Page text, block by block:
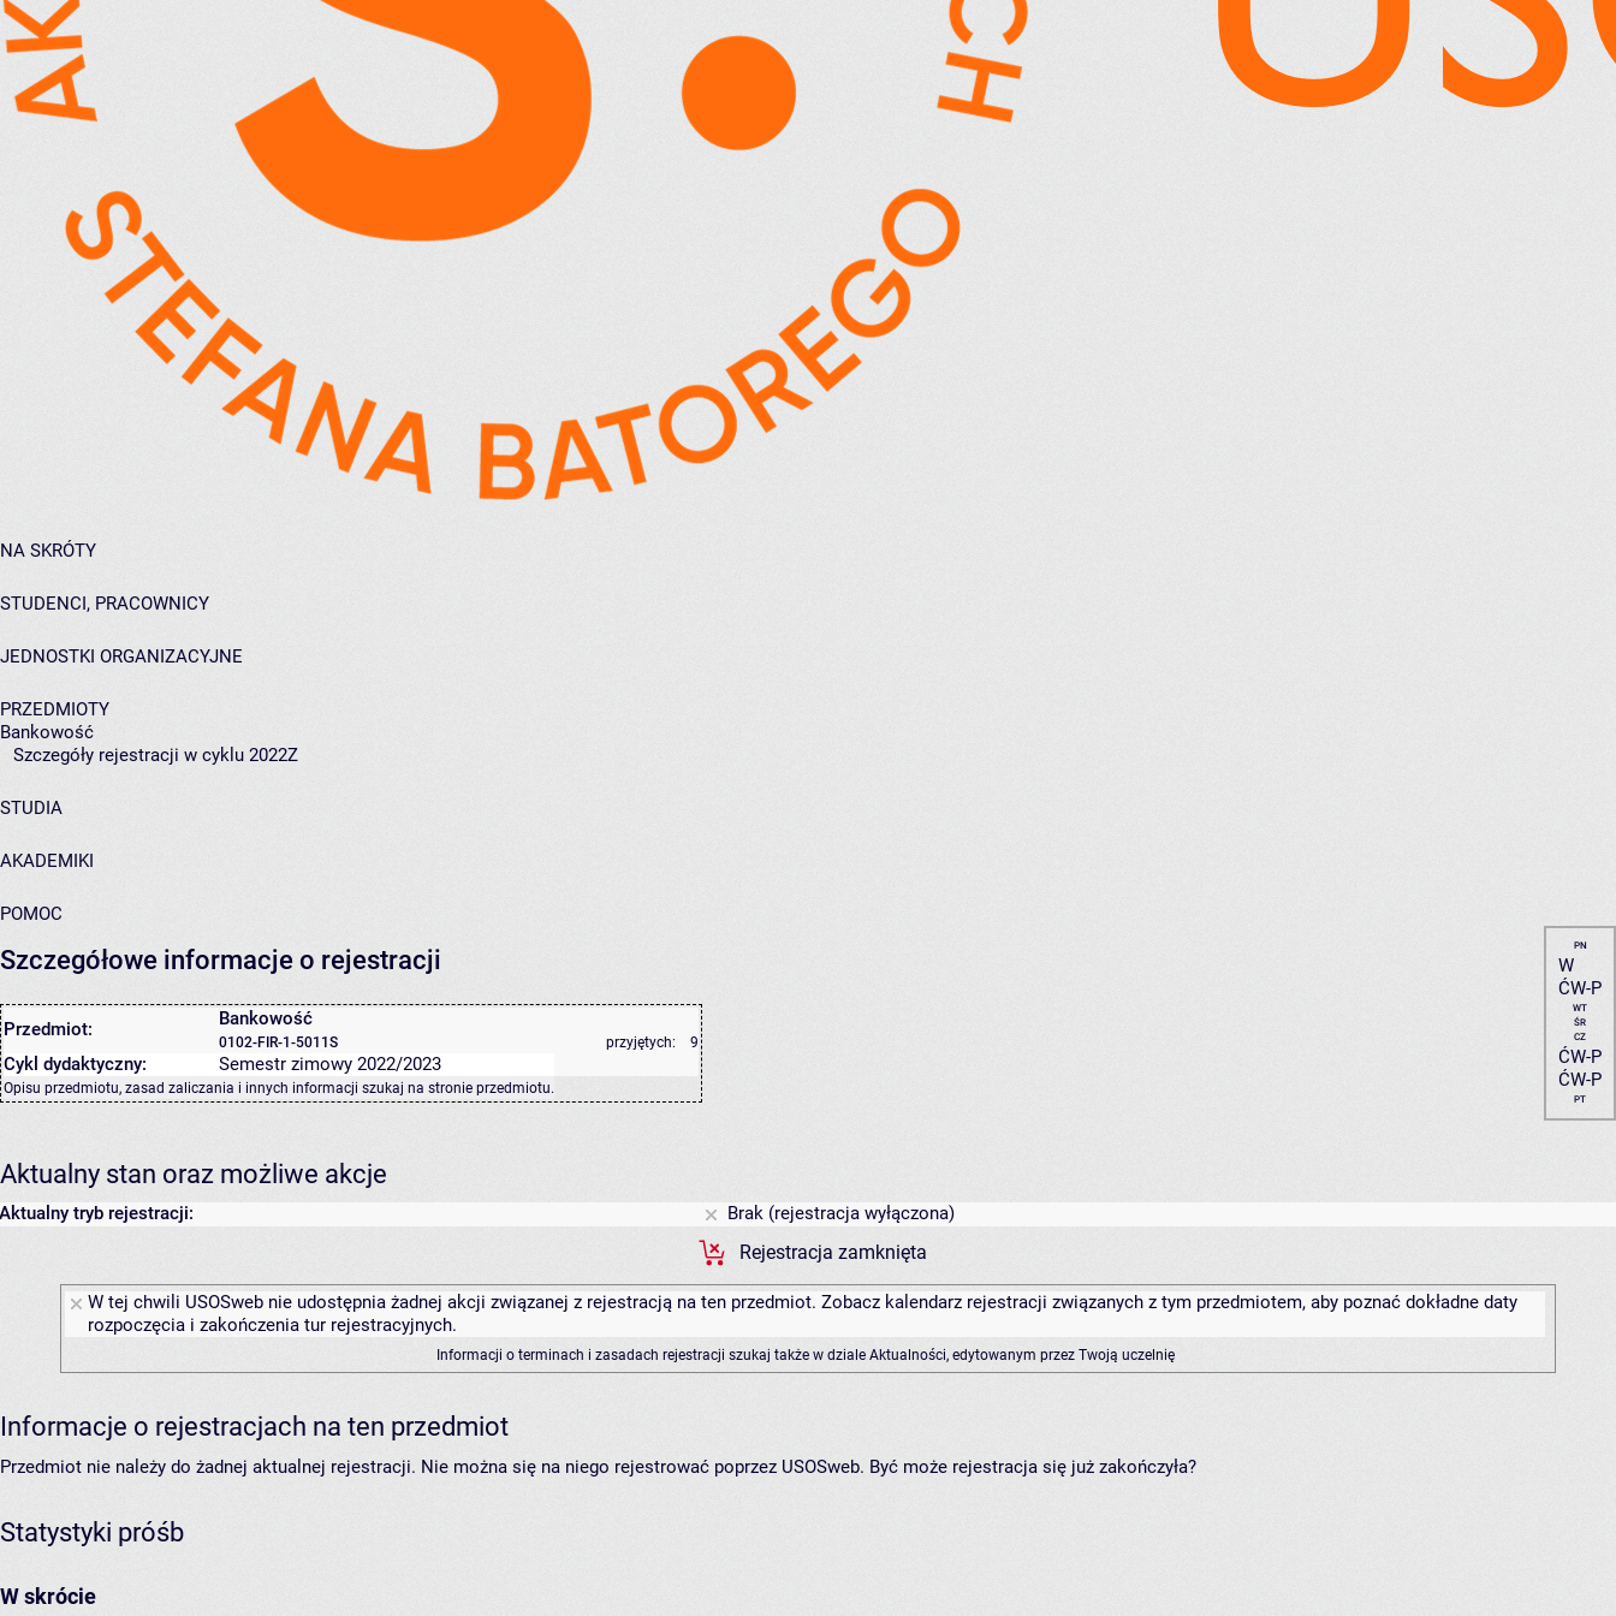
NA SKRÓTY
STUDENCI, PRACOWNICY
JEDNOSTKI ORGANIZACYJNE
PRZEDMIOTY
Bankowość
Szczegóły rejestracji w cyklu 2022Z
STUDIA
AKADEMIKI
POMOC
Szczegółowe informacje o rejestracji
Przedmiot: Bankowość
0102-FIR-1-5011S przyjętych: 9
Cykl dydaktyczny: Semestr zimowy 2022/2023
Opisu przedmiotu, zasad zaliczania i innych informacji szukaj na stronie przedmiotu.
PN
W
ĆW-P
WT
ŚR
CZ
ĆW-P
ĆW-P
PT
Aktualny stan oraz możliwe akcje
Aktualny tryb rejestracji:
Brak (rejestracja wyłączona)
Rejestracja zamknięta
W tej chwili USOSweb nie udostępnia żadnej akcji związanej z rejestracją na ten przedmiot. Zobacz kalendarz rejestracji związanych z tym przedmiotem, aby poznać dokładne daty
rozpoczęcia i zakończenia tur rejestracyjnych.
Informacji o terminach i zasadach rejestracji szukaj także w dziale Aktualności, edytowanym przez Twoją uczelnię
Informacje o rejestracjach na ten przedmiot
Przedmiot nie należy do żadnej aktualnej rejestracji. Nie można się na niego rejestrować poprzez USOSweb. Być może rejestracja się już zakończyła?
Statystyki próśb
W skrócie